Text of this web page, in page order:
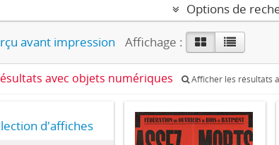
Options de
avant impression Affichage :
avec objets numériques Afficher les résultats
d'affiches